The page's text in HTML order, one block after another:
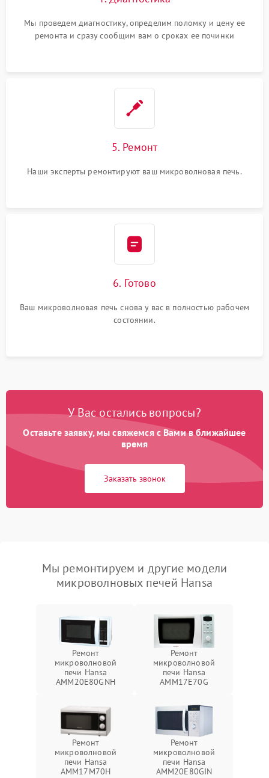
Мы проведем диагностику, определим поломку и цену ее
ремонта и сразу сообщим вам о сроках ее починки
5. Ремонт
Наши эксперты ремонтируют ваш микроволновая печь.
6. Готово
Ваш микроволновая печь снова у вас в полностью рабочем
состоянии.
У Вас остались вопросы?
Оставьте заявку, мы свяжемся с Вами в ближайшее
время
Заказать звонок
Мы ремонтируем и другие модели
микроволновых печей Hansa
Ремонт
микроволновой
печи Hansa
AMM20E80GNH
Ремонт
микроволновой
печи Hansa
AMM17E70G
Ремонт
микроволновой
печи Hansa
AMM17M70H
Ремонт
микроволновой
печи Hansa
AMM20E80GIN